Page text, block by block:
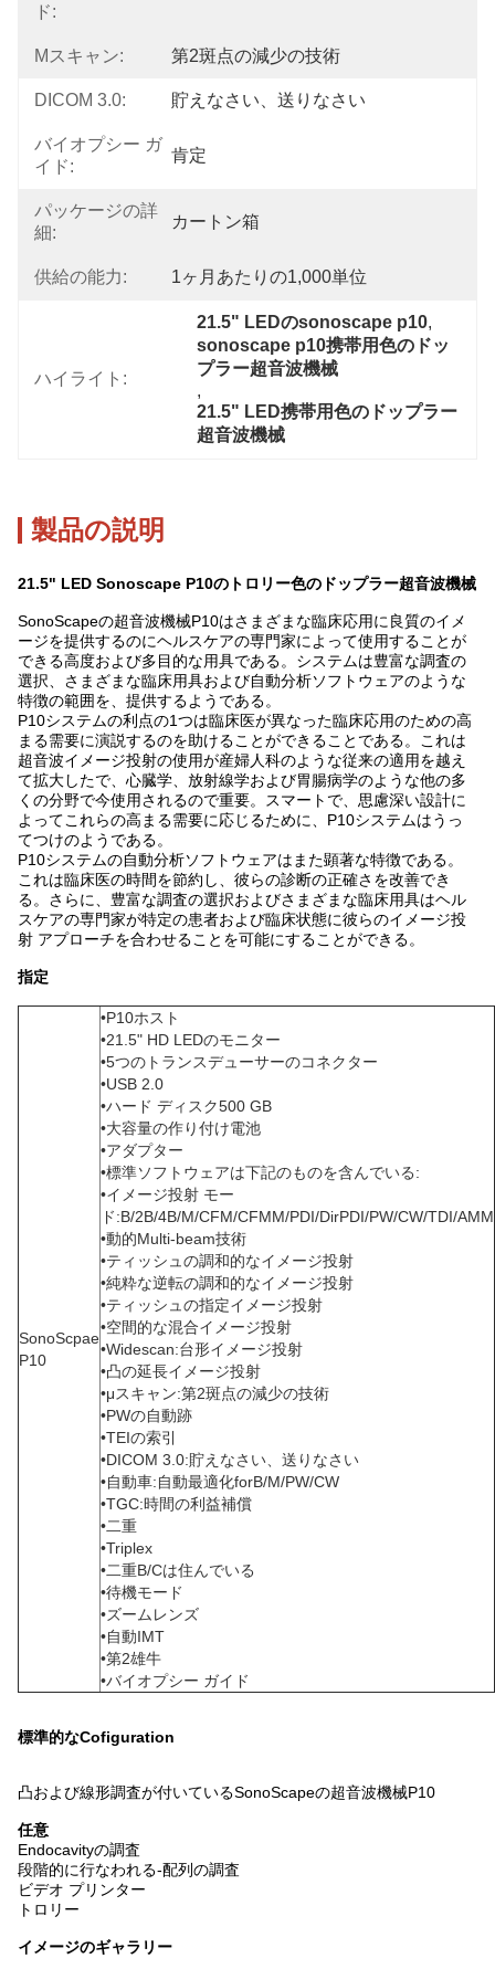
ド:
Μスキャン: 第2斑点の減少の技術
DICOM 3.0: 貯えなさい、送りなさい
バイオプシー ガ
イド:
肯定
パッケージの詳
細:
カートン箱
供給の能力: 1ヶ月あたりの1,000単位
ハイライト:
21.5" LEDのsonoscape p10,
sonoscape p10携帯用色のドッ
プラー超音波機械
,
21.5" LED携帯用色のドップラー
超音波機械
製品の説明
21.5" LED Sonoscape P10のトロリー色のドップラー超音波機械
SonoScapeの超音波機械P10はさまざまな臨床応用に良質のイメ
ージを提供するのにヘルスケアの専門家によって使用することが
できる高度および多目的な用具である。システムは豊富な調査の
選択、さまざまな臨床用具および自動分析ソフトウェアのような
特徴の範囲を、提供するようである。
P10システムの利点の1つは臨床医が異なった臨床応用のための高
まる需要に演説するのを助けることができることである。これは
超音波イメージ投射の使用が産婦人科のような従来の適用を越え
て拡大したで、心臓学、放射線学および胃腸病学のような他の多
くの分野で今使用されるので重要。スマートで、思慮深い設計に
よってこれらの高まる需要に応じるために、P10システムはうっ
てつけのようである。
P10システムの自動分析ソフトウェアはまた顕著な特徴である。
これは臨床医の時間を節約し、彼らの診断の正確さを改善でき
る。さらに、豊富な調査の選択およびさまざまな臨床用具はヘル
スケアの専門家が特定の患者および臨床状態に彼らのイメージ投
射 アプローチを合わせることを可能にすることができる。
指定
SonoScpae
P10
•P10ホスト
•21.5" HD LEDのモニター
•5つのトランスデューサーのコネクター
•USB 2.0
•ハード ディスク500 GB
•大容量の作り付け電池
•アダプター
•標準ソフトウェアは下記のものを含んでいる:
•イメージ投射 モー
ド:B/2B/4B/M/CFM/CFMM/PDI/DirPDI/PW/CW/TDI/AMM
•動的Multi-beam技術
•ティッシュの調和的なイメージ投射
•純粋な逆転の調和的なイメージ投射
•ティッシュの指定イメージ投射
•空間的な混合イメージ投射
•Widescan:台形イメージ投射
•凸の延長イメージ投射
•μスキャン:第2斑点の減少の技術
•PWの自動跡
•TEIの索引
•DICOM 3.0:貯えなさい、送りなさい
•自動車:自動最適化forB/M/PW/CW
•TGC:時間の利益補償
•二重
•Triplex
•二重B/Cは住んでいる
•待機モード
•ズームレンズ
•自動IMT
•第2雄牛
•バイオプシー ガイド
標準的なCofiguration
凸および線形調査が付いているSonoScapeの超音波機械P10
任意
Endocavityの調査
段階的に行なわれる-配列の調査
ビデオ プリンター
トロリー
イメージのギャラリー